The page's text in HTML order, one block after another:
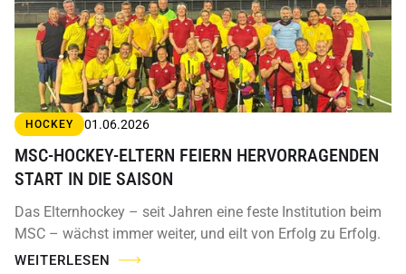
HOCKEY 01.06.2026
MSC-HOCKEY-ELTERN FEIERN HERVORRAGENDEN
START IN DIE SAISON
Das Elternhockey – seit Jahren eine feste Institution beim
MSC – wächst immer weiter, und eilt von Erfolg zu Erfolg.
WEITERLESEN